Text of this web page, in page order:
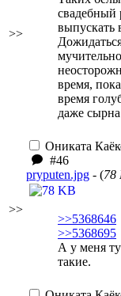
>>
свадебный
выпускать
время,
время
даже
>>
Ониката
#46
pryputen.jpg - (78
>>5368646
>>5368695
А у меня
такие.